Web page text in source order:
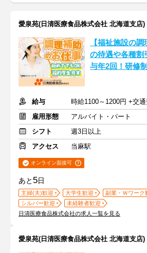
愛泉苑(日清医療食品株式会社 北海道支店)
【福祉施設の
の待遇や各種
与年2回！研修
給与
雇用形態
アルバイト・パート
シフト
週3日以上
アクセス
当麻駅
オンライン面接可
あと 5日
主婦(夫)歓迎 大学生歓迎
副業・Ｗワーク
シルバー歓迎
未経験者歓迎
日清医療食品株式会社の求人一覧を見る
愛泉苑(日清医療食品株式会社 北海道支店)